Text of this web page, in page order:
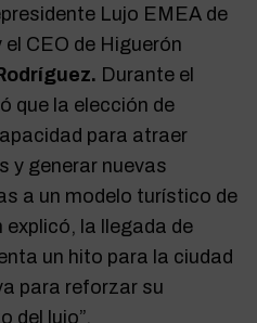
Lujo EMEA de
el CEO de Higuerón
Durante el
que la elección de
para atraer
y generar nuevas
a un modelo turístico de
explicó, la llegada de
un hito para la ciudad
para reforzar su
del lujo”.